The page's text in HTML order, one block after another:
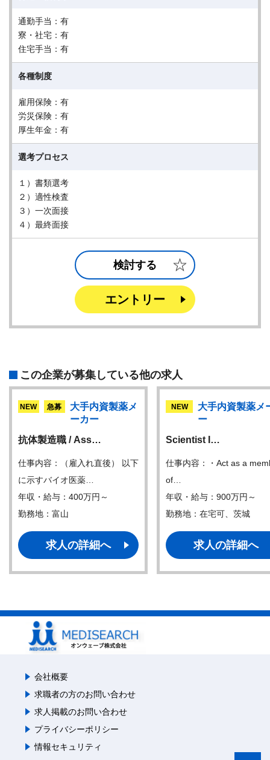
通勤手当：有
寮・社宅：有
住宅手当：有
各種制度
雇用保険：有
労災保険：有
厚生年金：有
選考プロセス
１）書類選考
２）適性検査
３）一次面接
４）最終面接
検討する
エントリー
この企業が募集している他の求人
NEW 急募
大手内資製薬メ
ーカー
抗体製造職 / Ass…
仕事内容：（雇入れ直後） 以下
に示すバイオ医薬…
年収・給与：400万円～
勤務地：富山
求人の詳細へ
NEW
大手内資製薬メ
ー
Scientist I…
仕事内容：・Act as a
of…
年収・給与：900万円～
勤務地：在宅可、茨城
求人の詳細へ
会社概要
求職者の方のお問い合わせ
求人掲載のお問い合わせ
プライバシーポリシー
情報セキュリティ